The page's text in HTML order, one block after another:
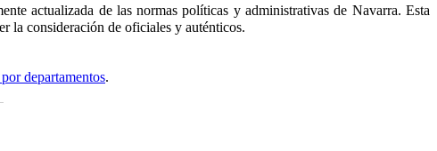
actualizada de las normas políticas y administrativas de Navarra. Esta
la consideración de oficiales y auténticos.
departamentos.